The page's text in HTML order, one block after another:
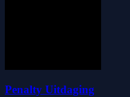
Penalty Uitdaging